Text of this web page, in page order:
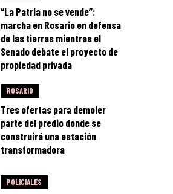
“La Patria no se vende”:
marcha en Rosario en defensa
de las tierras mientras el
Senado debate el proyecto de
propiedad privada
ROSARIO
Tres ofertas para demoler
parte del predio donde se
construirá una estación
transformadora
POLICIALES